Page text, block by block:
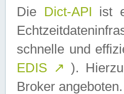
Die Dict-API ist
schnelle und
EDIS ↗ ).
Broker angeboten.